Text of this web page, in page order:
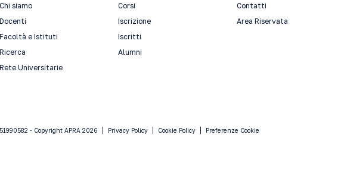
Chi siamo
Docenti
Facoltà e Istituti
Ricerca
Rete Universitarie
Corsi
Iscrizione
Iscritti
Alumni
Contatti
Area Riservata
- Copyright APRA 2026 Privacy Policy Cookie Policy Preferenze Cookie